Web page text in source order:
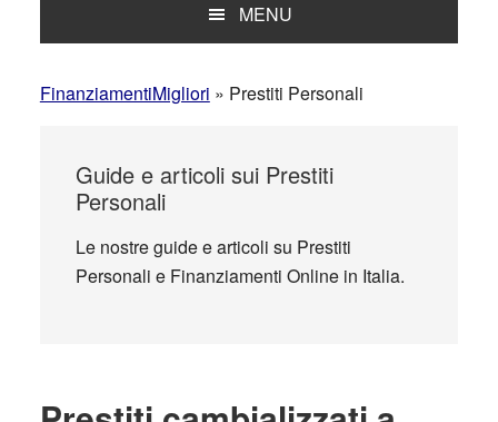
MENU
FinanziamentiMigliori » Prestiti Personali
Guide e articoli sui Prestiti
Personali
Le nostre guide e articoli su Prestiti
Personali e Finanziamenti Online in Italia.